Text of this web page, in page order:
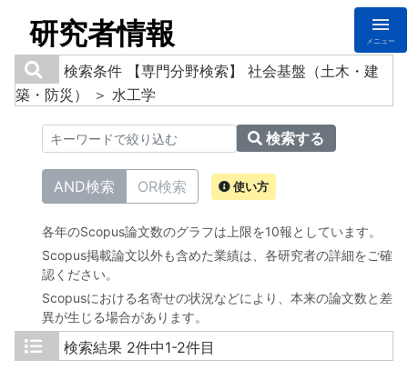
研究者情報 メニュー
検索条件
【専門分野検索】 社会基盤（土木・建
築・防災） ＞ 水工学
検索する
AND検索 OR検索 使い方
各年のScopus論文数のグラフは上限を10報としています。
Scopus掲載論文以外も含めた業績は、各研究者の詳細をご確
認ください。
Scopusにおける名寄せの状況などにより、本来の論文数と差
異が生じる場合があります。
検索結果 2件中1-2件目